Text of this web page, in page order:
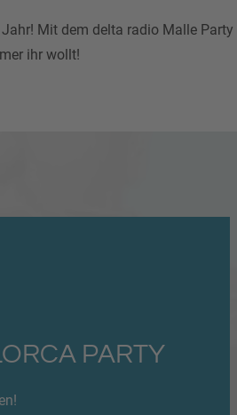
Mit dem delta radio Malle
ihr wollt!
PARTY